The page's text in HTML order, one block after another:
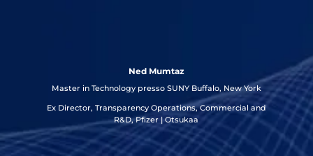
Ned Mumtaz
Master in Technology presso SUNY Buffalo, New York
Ex Director, Transparency Operations, Commercial and
R&D, Pfizer | Otsukaa